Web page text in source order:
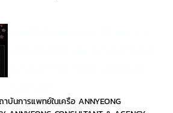
บันการแพทย์ในเครือ ANNYEONG